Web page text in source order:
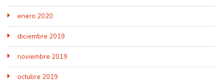
enero 2020
diciembre 2019
noviembre 2019
octubre 2019